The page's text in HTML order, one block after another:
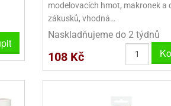
modelovacích hmot, makronek a
zákusků, vhodná…
Naskladňujeme do 2 týdnů
108 Kč